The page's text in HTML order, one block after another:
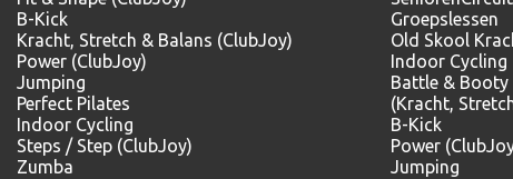
B-Kick
Kracht, Stretch & Balans (ClubJoy)
Power (ClubJoy)
Jumping
Perfect Pilates
Indoor Cycling
Steps / Step (ClubJoy)
Zumba
Groepslessen
Old Skool
Indoor Cycling
Battle & Booty
(Kracht,
B-Kick
Power
Jumping